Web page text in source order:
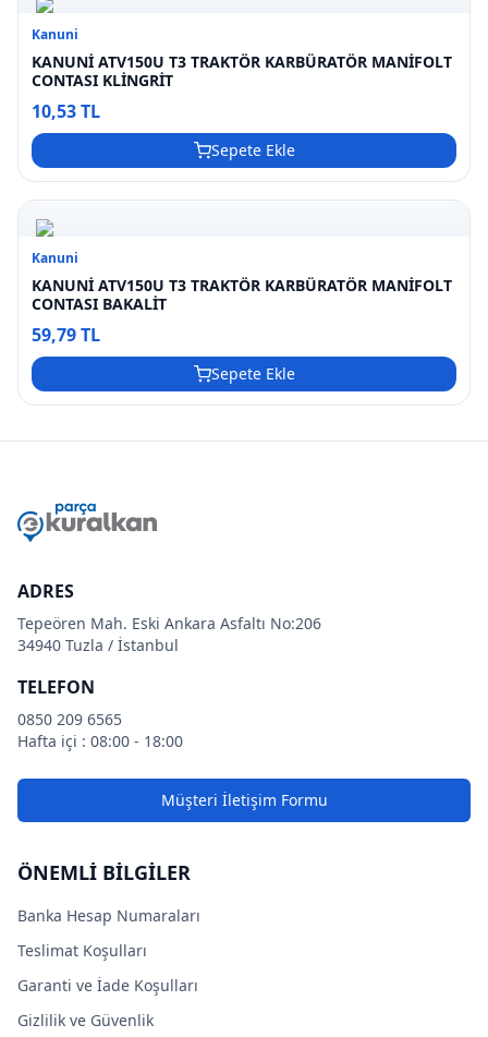
Kanuni
KANUNİ ATV150U T3 TRAKTÖR KARBÜRATÖR MANİFOLT
CONTASI KLİNGRİT
10,53 TL
Sepete Ekle
Kanuni
KANUNİ ATV150U T3 TRAKTÖR KARBÜRATÖR MANİFOLT
CONTASI BAKALİT
59,79 TL
Sepete Ekle
ADRES
Tepeören Mah. Eski Ankara Asfaltı No:206
34940 Tuzla / İstanbul
TELEFON
0850 209 6565
Hafta içi : 08:00 - 18:00
Müşteri İletişim Formu
ÖNEMLİ BİLGİLER
Banka Hesap Numaraları
Teslimat Koşulları
Garanti ve İade Koşulları
Gizlilik ve Güvenlik